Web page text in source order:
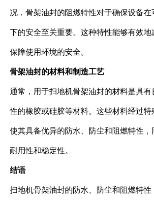
况，骨架油封的阻燃特性对于确保设备
下的安全至关重要。这种特性能够有效地
保障使用环境的安全。
骨架油封的材料和制造工艺
通常，用于扫地机骨架油封的材料是具
性的橡胶或硅胶等材料。这些材料经过特
使其具备优异的防水、防尘和阻燃特性
耐用性和稳定性。
结语
扫地机骨架油封的防水、防尘和阻燃特